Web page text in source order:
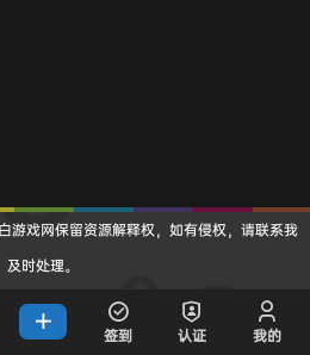
游戏网保留资源解释权，如有侵权，请联系我
及时处理。
次，耗时 0.2292 秒
签到 认证 我的